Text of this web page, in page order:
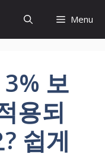
Menu
보
용되
쉽게